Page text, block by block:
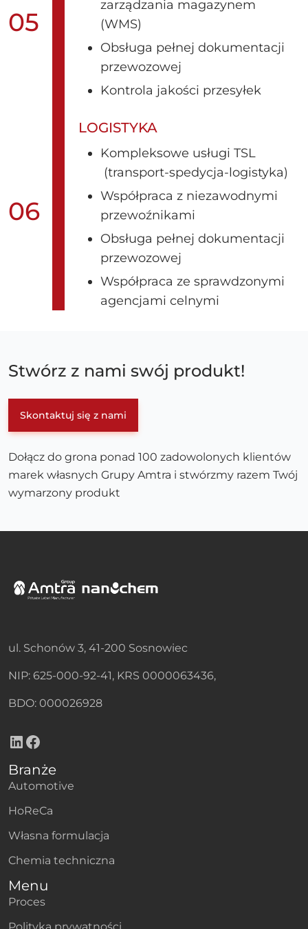
05
zarządzania magazynem
(WMS)
Obsługa pełnej dokumentacji
przewozowej
Kontrola jakości przesyłek
06
LOGISTYKA
Kompleksowe usługi TSL
(transport-spedycja-logistyka)
Współpraca z niezawodnymi
przewoźnikami
Obsługa pełnej dokumentacji
przewozowej
Współpraca ze sprawdzonymi
agencjami celnymi
Stwórz z nami swój produkt!
Skontaktuj się z nami
Dołącz do grona ponad 100 zadowolonych klientów
marek własnych Grupy Amtra i stwórzmy razem Twój
wymarzony produkt
ul. Schonów 3, 41-200 Sosnowiec
NIP: 625-000-92-41, KRS 0000063436,
BDO: 000026928
LinkedIn Facebook
Branże
Automotive
HoReCa
Własna formulacja
Chemia techniczna
Menu
Proces